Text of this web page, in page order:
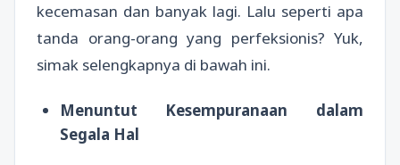
kecemasan dan banyak lagi. Lalu seperti apa
tanda orang-orang yang perfeksionis? Yuk,
simak selengkapnya di bawah ini.
Menuntut Kesempuranaan dalam
Segala Hal